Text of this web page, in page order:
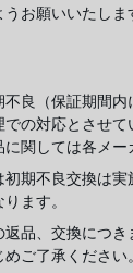
お願いいたしま
良（保証期間
の対応とさせ
関しては各メー
期不良交換は
ます。
返品、交換につ
ご了承ください。